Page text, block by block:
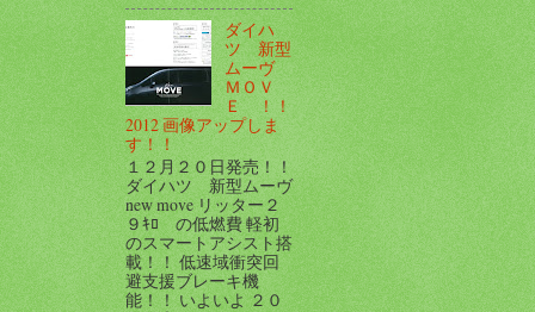
ダイハ
ツ 新型
ムーヴ
ＭＯＶ
Ｅ ！！
2012 画像アップしま
す！！
１２月２０日発売！！
ダイハツ 新型ムーヴ
new move リッター２
９ｷﾛ の低燃費 軽初
のスマートアシスト搭
載！！ 低速域衝突回
避支援ブレーキ機
能！！ いよいよ ２０